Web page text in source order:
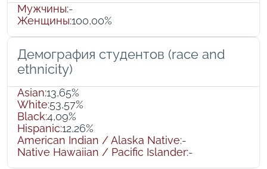
Мужчины:-
Женщины:100,00%
Демография студентов (race and
ethnicity)
Asian:13,65%
White:53,57%
Black:4,09%
Hispanic:12,26%
American Indian / Alaska Native:-
Native Hawaiian / Pacific Islander:-